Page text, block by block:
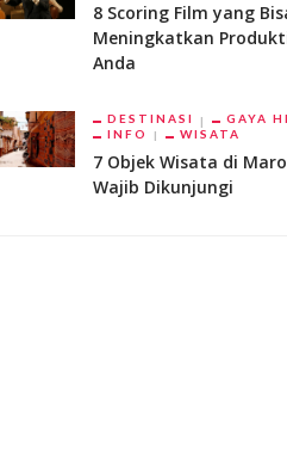
8 Scoring Film yang
Meningkatkan
Anda
DESTINASI
GAYA
INFO
WISATA
7 Objek Wisata di
Wajib Dikunjungi